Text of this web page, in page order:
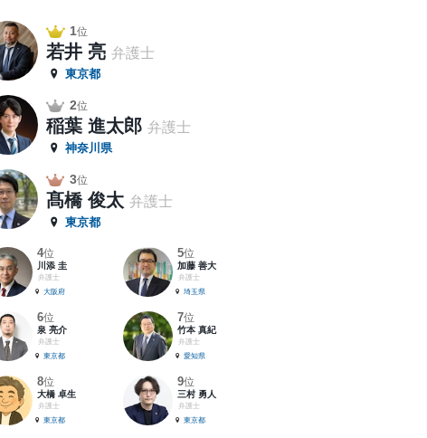
1位
若井 亮 弁護士
東京都
2位
稲葉 進太郎 弁護士
神奈川県
3位
髙橋 俊太 弁護士
東京都
4位
川添 圭
弁護士
大阪府
5位
加藤 善大
弁護士
埼玉県
6位
泉 亮介
弁護士
東京都
7位
竹本 真紀
弁護士
愛知県
8位
大橋 卓生
弁護士
東京都
9位
三村 勇人
弁護士
東京都